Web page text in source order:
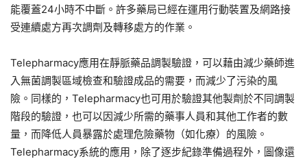
能覆蓋24小時不中斷。許多藥局已經在運用行動裝置及網路接
受連續處方再次調劑及轉移處方的作業。
Telepharmacy應用在靜脈藥品調製驗證，可以藉由減少藥師進
入無菌調製區域檢查和驗證成品的需要，而減少了污染的風
險。同樣的，Telepharmacy也可用於驗證其他製劑於不同調製
階段的驗證，也可以因減少所需的藥事人員和其他工作者的數
量，而降低人員暴露於處理危險藥物（如化療）的風險。
Telepharmacy系統的應用，除了逐步紀錄準備過程外，圖像還